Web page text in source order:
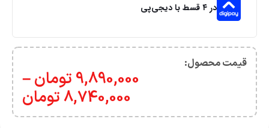
در ۴ قسط با دیجی‌پی
قیمت محصول:​
9,890,000 تومان–
8,740,000تومان